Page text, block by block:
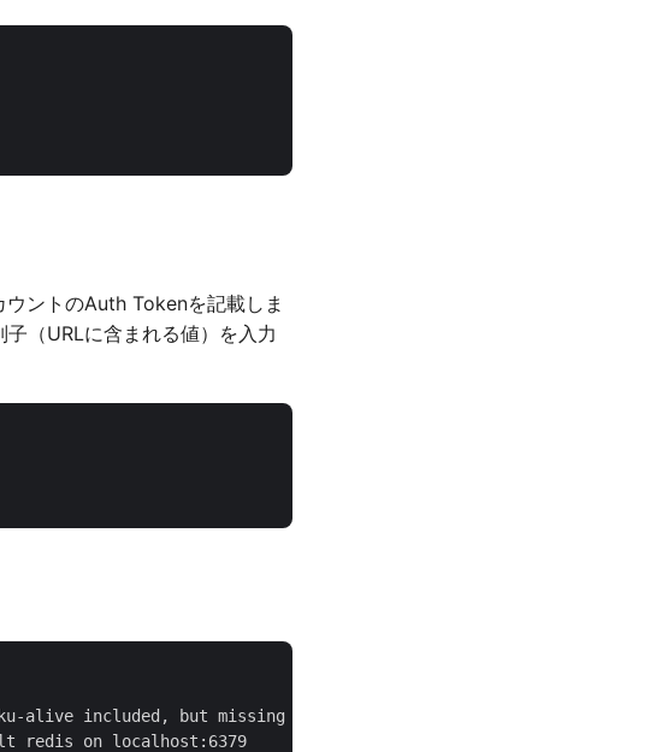
ントのAuth Tokenを記載しま
（URLに含まれる値）を入力
alive included, but missing HUBOT_HEROKU_KEEPALIVE_URL.
redis on localhost:6379